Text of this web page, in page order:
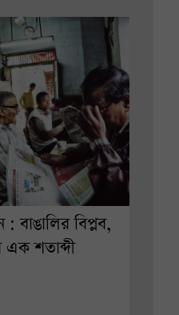
বাঙালির বিপ্লব,
শতাব্দী